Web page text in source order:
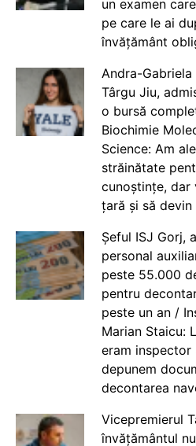
un examen
pe care le ai
învățământ
Andra-
Târgu Jiu,
o bursă
Biochimie
Science: Am
străinătate
cunoștințe, dar
țară și să
Șeful ISJ Gorj,
personal
peste 55.000
pentru
peste un an /
Marian Staicu:
eram inspector
depunem
decontarea
Vicepremierul
învățământul